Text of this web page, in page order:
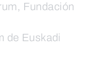
Fundación
de Euskadi